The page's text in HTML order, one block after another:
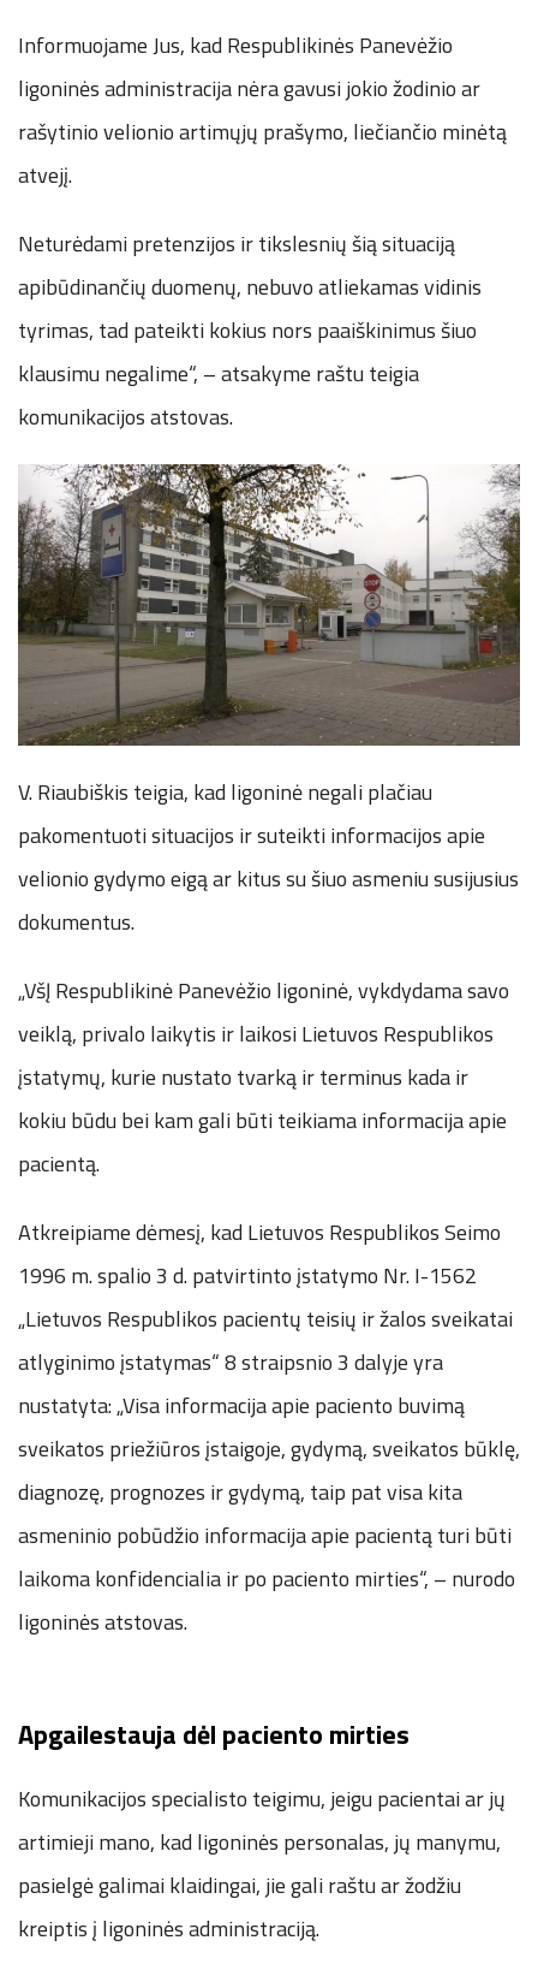
Informuojame Jus, kad Respublikinės Panevėžio
ligoninės administracija nėra gavusi jokio žodinio ar
rašytinio velionio artimųjų prašymo, liečiančio minėtą
atvejį.
Neturėdami pretenzijos ir tikslesnių šią situaciją
apibūdinančių duomenų, nebuvo atliekamas vidinis
tyrimas, tad pateikti kokius nors paaiškinimus šiuo
klausimu negalime“, – atsakyme raštu teigia
komunikacijos atstovas.
V. Riaubiškis teigia, kad ligoninė negali plačiau
pakomentuoti situacijos ir suteikti informacijos apie
velionio gydymo eigą ar kitus su šiuo asmeniu susijusius
dokumentus.
„VšĮ Respublikinė Panevėžio ligoninė, vykdydama savo
veiklą, privalo laikytis ir laikosi Lietuvos Respublikos
įstatymų, kurie nustato tvarką ir terminus kada ir
kokiu būdu bei kam gali būti teikiama informacija apie
pacientą.
Atkreipiame dėmesį, kad Lietuvos Respublikos Seimo
1996 m. spalio 3 d. patvirtinto įstatymo Nr. I-1562
„Lietuvos Respublikos pacientų teisių ir žalos sveikatai
atlyginimo įstatymas“ 8 straipsnio 3 dalyje yra
nustatyta: „Visa informacija apie paciento buvimą
sveikatos priežiūros įstaigoje, gydymą, sveikatos būklę,
diagnozę, prognozes ir gydymą, taip pat visa kita
asmeninio pobūdžio informacija apie pacientą turi būti
laikoma konfidencialia ir po paciento mirties“, – nurodo
ligoninės atstovas.
Apgailestauja dėl paciento mirties
Komunikacijos specialisto teigimu, jeigu pacientai ar jų
artimieji mano, kad ligoninės personalas, jų manymu,
pasielgė galimai klaidingai, jie gali raštu ar žodžiu
kreiptis į ligoninės administraciją.